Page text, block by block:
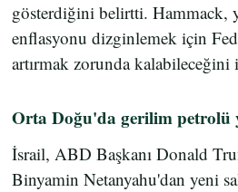
gösterdiğini belirtti. Hammack,
enflasyonu dizginlemek için
artırmak zorunda kalabileceğini
Orta Doğu'da gerilim petrolü
İsrail, ABD Başkanı Donald
Binyamin Netanyahu'dan yeni